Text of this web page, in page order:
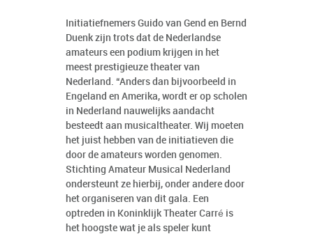
Initiatiefnemers Guido van Gend en Bernd
Duenk zijn trots dat de Nederlandse
amateurs een podium krijgen in het
meest prestigieuze theater van
Nederland. “Anders dan bijvoorbeeld in
Engeland en Amerika, wordt er op scholen
in Nederland nauwelijks aandacht
besteedt aan musicaltheater. Wij moeten
het juist hebben van de initiatieven die
door de amateurs worden genomen.
Stichting Amateur Musical Nederland
ondersteunt ze hierbij, onder andere door
het organiseren van dit gala. Een
optreden in Koninklijk Theater Carré is
het hoogste wat je als speler kunt